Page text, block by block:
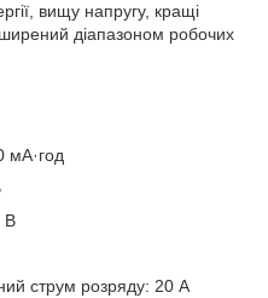
вищу напругу, кращі
діапазоном робочих
мА·год
В
струм розряду: 20 А